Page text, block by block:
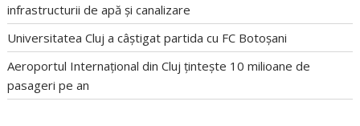
infrastructurii de apă și canalizare
Universitatea Cluj a câștigat partida cu FC Botoșani
Aeroportul Internațional din Cluj țintește 10 milioane de
pasageri pe an